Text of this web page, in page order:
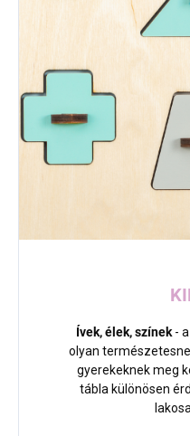
Ívek, élek, színek -
olyan
gyerekeknek meg
tábla különösen